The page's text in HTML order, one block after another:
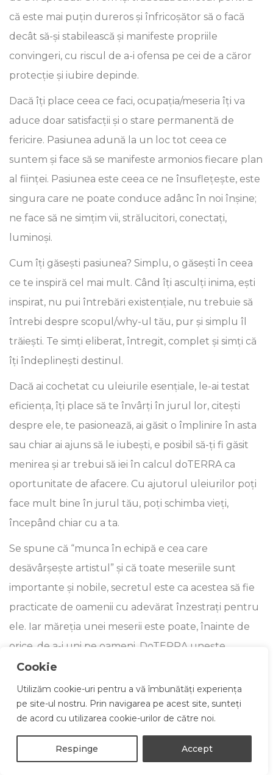
Cookie
Utilizăm cookie-uri pentru a vă îmbunătăți experiența
pe site-ul nostru. Prin navigarea pe acest site, sunteți
de acord cu utilizarea cookie-urilor de către noi.
Respinge Accept
că este mai puțin dureros și înfricoșător să o facă
decât să-și stabilească și manifeste propriile
convingeri, cu riscul de a-i ofensa pe cei de a căror
protecție și iubire depinde.
Dacă îți place ceea ce faci, ocupația/meseria îți va
aduce doar satisfacții și o stare permanentă de
fericire. Pasiunea adună la un loc tot ceea ce
suntem și face să se manifeste armonios fiecare plan
al ființei. Pasiunea este ceea ce ne însuflețește, este
singura care ne poate conduce adânc în noi înșine;
ne face să ne simțim vii, strălucitori, conectați,
luminoși.
Cum îți găsești pasiunea? Simplu, o găsești în ceea
ce te inspiră cel mai mult. Când îți asculți inima, ești
inspirat, nu pui întrebări existențiale, nu trebuie să
întrebi despre scopul/why-ul tău, pur și simplu îl
trăiești. Te simți eliberat, întregit, complet și simți că
îți îndeplinești destinul.
Dacă ai cochetat cu uleiurile esențiale, le-ai testat
eficiența, îți place să te învârți în jurul lor, citești
despre ele, te pasionează, ai găsit o împlinire în asta
sau chiar ai ajuns să le iubești, e posibil să-ți fi găsit
menirea și ar trebui să iei în calcul doTERRA ca
oportunitate de afacere. Cu ajutorul uleiurilor poți
face mult bine în jurul tău, poți schimba vieți,
începând chiar cu a ta.
Se spune că “munca în echipă e cea care
desăvârșește artistul” și că toate meseriile sunt
importante și nobile, secretul este ca acestea să fie
practicate de oamenii cu adevărat înzestrați pentru
ele. Iar măreția unei meserii este poate, înainte de
orice, de a-i uni pe oameni. DoTERRA unește
oameni.